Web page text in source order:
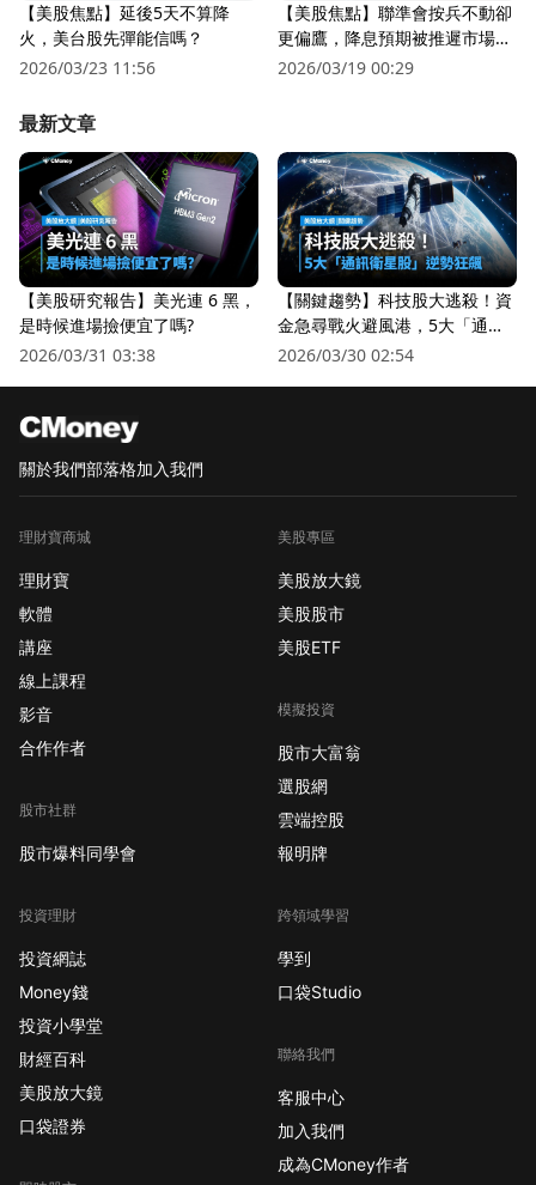
【美股焦點】延後5天不算降
火，美台股先彈能信嗎？
2026/03/23 11:56
【美股焦點】聯準會按兵不動卻
更偏鷹，降息預期被推遲市場越
來越怕？
2026/03/19 00:29
最新文章
【美股研究報告】美光連 6 黑，
是時候進場撿便宜了嗎?
2026/03/31 03:38
【關鍵趨勢】科技股大逃殺！資
金急尋戰火避風港，5大「通訊
衛星股」逆勢狂飆
2026/03/30 02:54
關於我們部落格加入我們
理財寶商城
理財寶
軟體
講座
線上課程
影音
合作作者
股市社群
股市爆料同學會
投資理財
投資網誌
Money錢
投資小學堂
財經百科
美股放大鏡
口袋證券
美股專區
美股放大鏡
美股股市
美股ETF
模擬投資
股市大富翁
選股網
雲端控股
報明牌
跨領域學習
學到
口袋Studio
聯絡我們
客服中心
加入我們
成為CMoney作者